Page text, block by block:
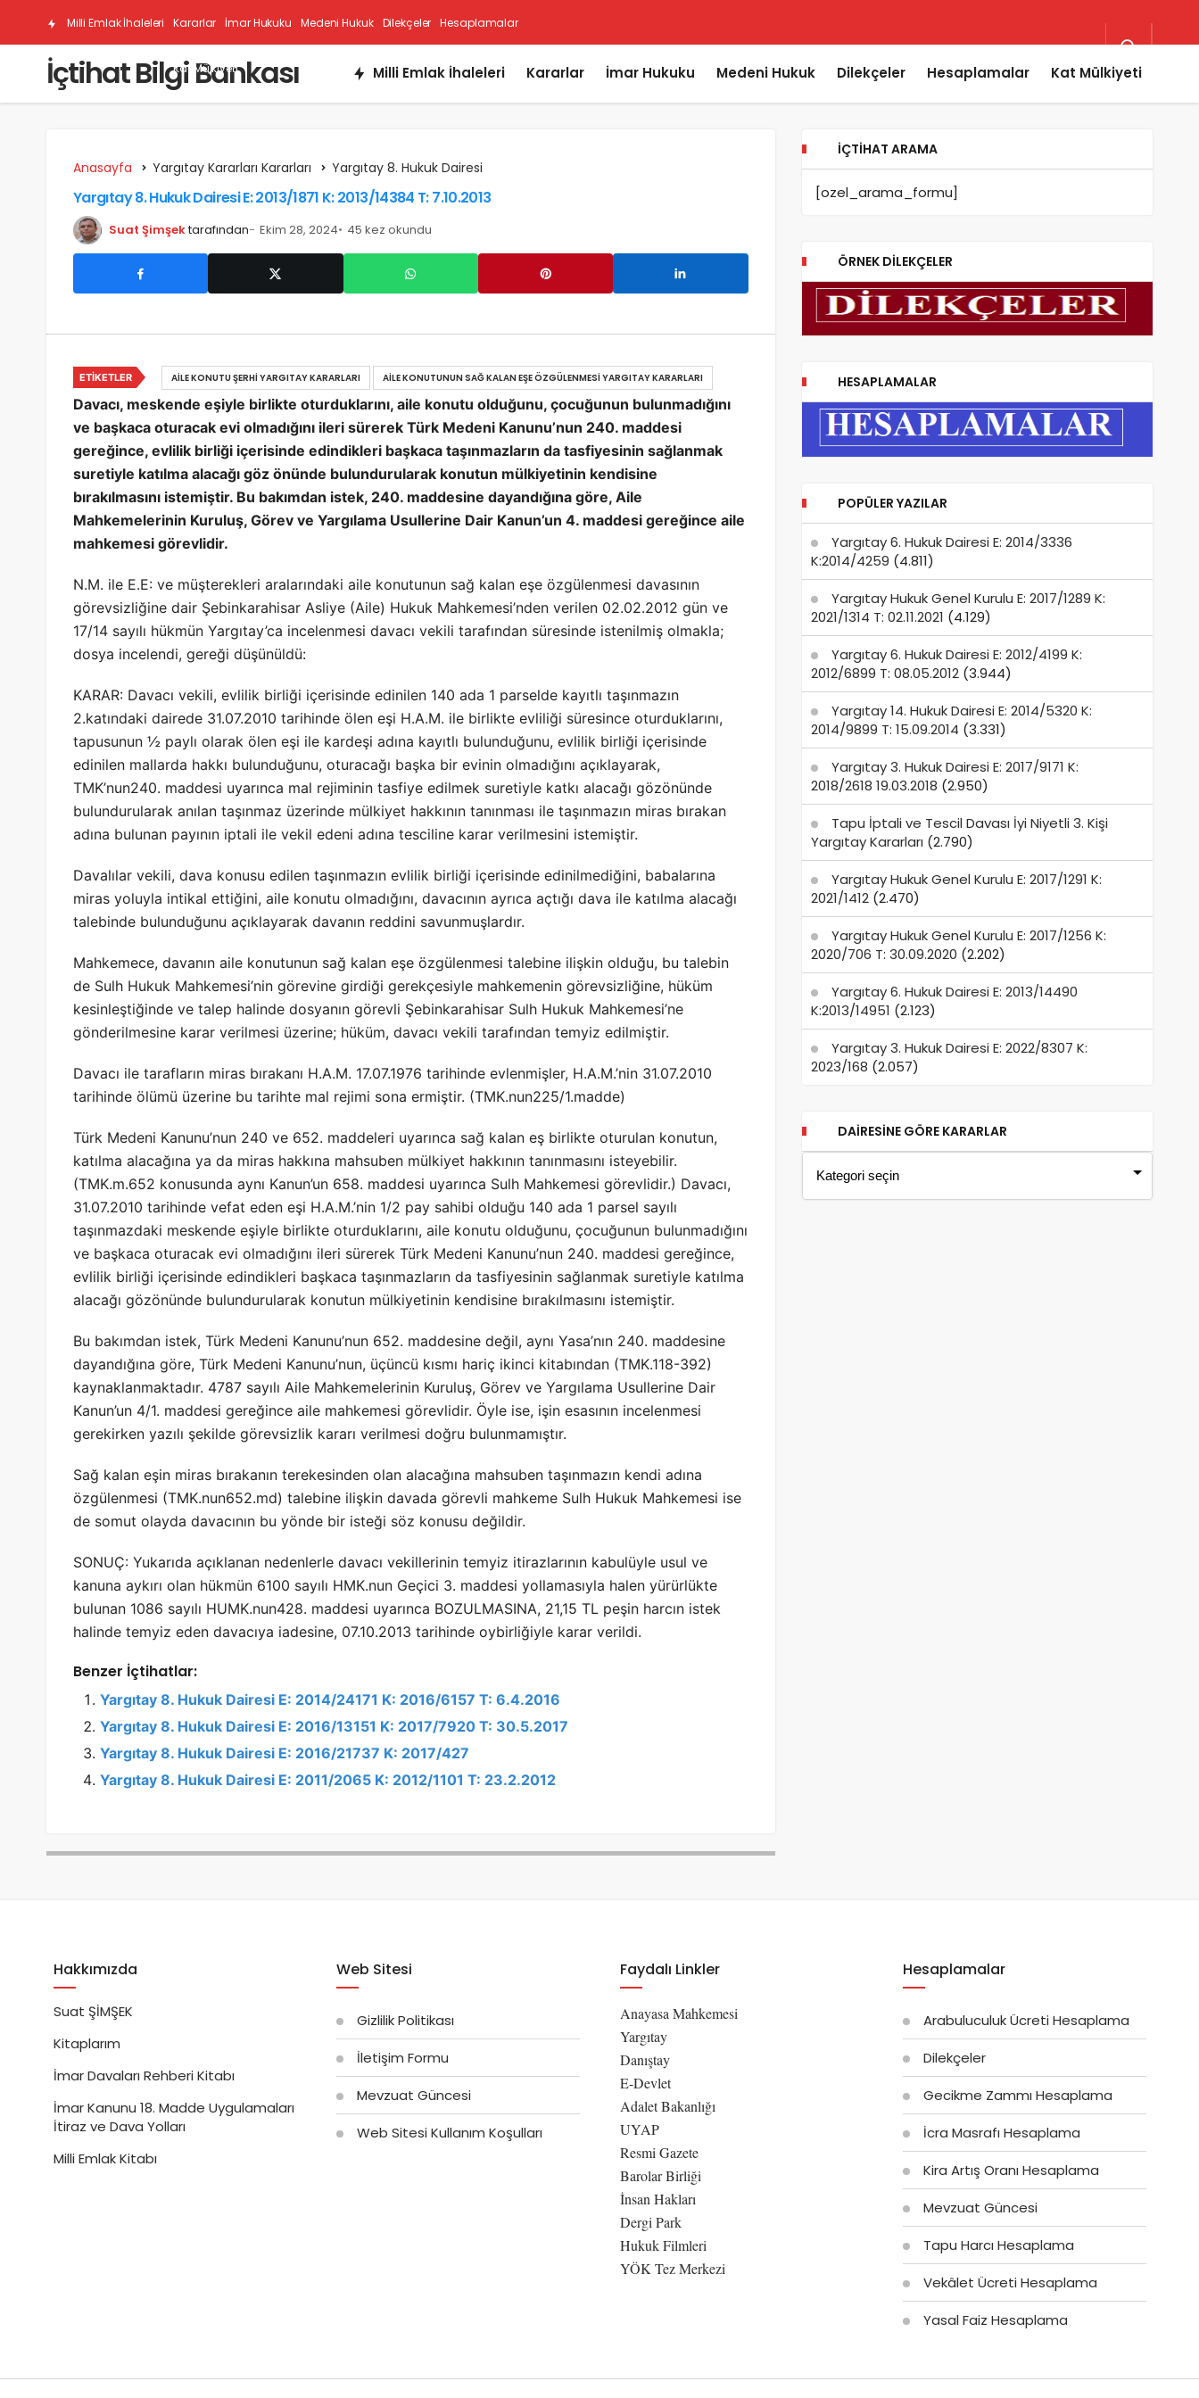
Milli Emlak İhaleleri Kararlar İmar Hukuku Medeni Hukuk Dilekçeler Hesaplamalar
Kat Mülkiyeti
İçtihat Bilgi Bankası Milli Emlak İhaleleri Kararlar İmar Hukuku Medeni Hukuk Dilekçeler Hesaplamalar Kat Mülkiyeti
Anasayfa Yargıtay Kararları Kararları Yargıtay 8. Hukuk Dairesi
Yargıtay 8. Hukuk Dairesi E: 2013/1871 K: 2013/14384 T: 7.10.2013
Suat Şimşektarafından Ekim 28, 2024 45 kez okundu
Davacı, meskende eşiyle birlikte oturduklarını, aile konutu olduğunu, çocuğunun bulunmadığını
ve başkaca oturacak evi olmadığını ileri sürerek Türk Medeni Kanunu’nun 240. maddesi
gereğince, evlilik birliği içerisinde edindikleri başkaca taşınmazların da tasfiyesinin sağlanmak
suretiyle katılma alacağı göz önünde bulundurularak konutun mülkiyetinin kendisine
bırakılmasını istemiştir. Bu bakımdan istek, 240. maddesine dayandığına göre, Aile
Mahkemelerinin Kuruluş, Görev ve Yargılama Usullerine Dair Kanun’un 4. maddesi gereğince aile
mahkemesi görevlidir.
N.M. ile E.E: ve müşterekleri aralarındaki aile konutunun sağ kalan eşe özgülenmesi davasının
görevsizliğine dair Şebinkarahisar Asliye (Aile) Hukuk Mahkemesi’nden verilen 02.02.2012 gün ve
17/14 sayılı hükmün Yargıtay’ca incelenmesi davacı vekili tarafından süresinde istenilmiş olmakla;
dosya incelendi, gereği düşünüldü:
KARAR: Davacı vekili, evlilik birliği içerisinde edinilen 140 ada 1 parselde kayıtlı taşınmazın
2.katındaki dairede 31.07.2010 tarihinde ölen eşi H.A.M. ile birlikte evliliği süresince oturduklarını,
tapusunun ½ paylı olarak ölen eşi ile kardeşi adına kayıtlı bulunduğunu, evlilik birliği içerisinde
edinilen mallarda hakkı bulunduğunu, oturacağı başka bir evinin olmadığını açıklayarak,
TMK’nun240. maddesi uyarınca mal rejiminin tasfiye edilmek suretiyle katkı alacağı gözönünde
bulundurularak anılan taşınmaz üzerinde mülkiyet hakkının tanınması ile taşınmazın miras bırakan
adına bulunan payının iptali ile vekil edeni adına tesciline karar verilmesini istemiştir.
Davalılar vekili, dava konusu edilen taşınmazın evlilik birliği içerisinde edinilmediğini, babalarına
miras yoluyla intikal ettiğini, aile konutu olmadığını, davacının ayrıca açtığı dava ile katılma alacağı
talebinde bulunduğunu açıklayarak davanın reddini savunmuşlardır.
Mahkemece, davanın aile konutunun sağ kalan eşe özgülenmesi talebine ilişkin olduğu, bu talebin
de Sulh Hukuk Mahkemesi’nin görevine girdiği gerekçesiyle mahkemenin görevsizliğine, hüküm
kesinleştiğinde ve talep halinde dosyanın görevli Şebinkarahisar Sulh Hukuk Mahkemesi’ne
gönderilmesine karar verilmesi üzerine; hüküm, davacı vekili tarafından temyiz edilmiştir.
Davacı ile tarafların miras bırakanı H.A.M. 17.07.1976 tarihinde evlenmişler, H.A.M.’nin 31.07.2010
tarihinde ölümü üzerine bu tarihte mal rejimi sona ermiştir. (TMK.nun225/1.madde)
Türk Medeni Kanunu’nun 240 ve 652. maddeleri uyarınca sağ kalan eş birlikte oturulan konutun,
katılma alacağına ya da miras hakkına mahsuben mülkiyet hakkının tanınmasını isteyebilir.
(TMK.m.652 konusunda aynı Kanun’un 658. maddesi uyarınca Sulh Mahkemesi görevlidir.) Davacı,
31.07.2010 tarihinde vefat eden eşi H.A.M.’nin 1/2 pay sahibi olduğu 140 ada 1 parsel sayılı
taşınmazdaki meskende eşiyle birlikte oturduklarını, aile konutu olduğunu, çocuğunun bulunmadığını
ve başkaca oturacak evi olmadığını ileri sürerek Türk Medeni Kanunu’nun 240. maddesi gereğince,
evlilik birliği içerisinde edindikleri başkaca taşınmazların da tasfiyesinin sağlanmak suretiyle katılma
alacağı gözönünde bulundurularak konutun mülkiyetinin kendisine bırakılmasını istemiştir.
Bu bakımdan istek, Türk Medeni Kanunu’nun 652. maddesine değil, aynı Yasa’nın 240. maddesine
dayandığına göre, Türk Medeni Kanunu’nun, üçüncü kısmı hariç ikinci kitabından (TMK.118-392)
kaynaklanmaktadır. 4787 sayılı Aile Mahkemelerinin Kuruluş, Görev ve Yargılama Usullerine Dair
Kanun’un 4/1. maddesi gereğince aile mahkemesi görevlidir. Öyle ise, işin esasının incelenmesi
gerekirken yazılı şekilde görevsizlik kararı verilmesi doğru bulunmamıştır.
Sağ kalan eşin miras bırakanın terekesinden olan alacağına mahsuben taşınmazın kendi adına
özgülenmesi (TMK.nun652.md) talebine ilişkin davada görevli mahkeme Sulh Hukuk Mahkemesi ise
de somut olayda davacının bu yönde bir isteği söz konusu değildir.
SONUÇ: Yukarıda açıklanan nedenlerle davacı vekillerinin temyiz itirazlarının kabulüyle usul ve
kanuna aykırı olan hükmün 6100 sayılı HMK.nun Geçici 3. maddesi yollamasıyla halen yürürlükte
bulunan 1086 sayılı HUMK.nun428. maddesi uyarınca BOZULMASINA, 21,15 TL peşin harcın istek
halinde temyiz eden davacıya iadesine, 07.10.2013 tarihinde oybirliğiyle karar verildi.
Benzer İçtihatlar:
Yargıtay 8. Hukuk Dairesi E: 2014/24171 K: 2016/6157 T: 6.4.2016
Yargıtay 8. Hukuk Dairesi E: 2016/13151 K: 2017/7920 T: 30.5.2017
Yargıtay 8. Hukuk Dairesi E: 2016/21737 K: 2017/427
Yargıtay 8. Hukuk Dairesi E: 2011/2065 K: 2012/1101 T: 23.2.2012
ETIKETLER AILE KONUTU ŞERHI YARGITAY KARARLARI AILE KONUTUNUN SAĞ KALAN EŞE ÖZGÜLENMESI YARGITAY KARARLARI
İÇTIHAT ARAMA
[ozel_arama_formu]
ÖRNEK DILEKÇELER
HESAPLAMALAR
POPÜLER YAZILAR
Yargıtay 6. Hukuk Dairesi E: 2014/3336
K:2014/4259 (4.811)
Yargıtay Hukuk Genel Kurulu E: 2017/1289 K:
2021/1314 T: 02.11.2021 (4.129)
Yargıtay 6. Hukuk Dairesi E: 2012/4199 K:
2012/6899 T: 08.05.2012 (3.944)
Yargıtay 14. Hukuk Dairesi E: 2014/5320 K:
2014/9899 T: 15.09.2014 (3.331)
Yargıtay 3. Hukuk Dairesi E: 2017/9171 K:
2018/2618 19.03.2018 (2.950)
Tapu İptali ve Tescil Davası İyi Niyetli 3. Kişi
Yargıtay Kararları (2.790)
Yargıtay Hukuk Genel Kurulu E: 2017/1291 K:
2021/1412 (2.470)
Yargıtay Hukuk Genel Kurulu E: 2017/1256 K:
2020/706 T: 30.09.2020 (2.202)
Yargıtay 6. Hukuk Dairesi E: 2013/14490
K:2013/14951 (2.123)
Yargıtay 3. Hukuk Dairesi E: 2022/8307 K:
2023/168 (2.057)
DAIRESINE GÖRE KARARLAR
Hakkımızda
Suat ŞİMŞEK
Kitaplarım
İmar Davaları Rehberi Kitabı
İmar Kanunu 18. Madde Uygulamaları
İtiraz ve Dava Yolları
Milli Emlak Kitabı
Web Sitesi
Gizlilik Politikası
İletişim Formu
Mevzuat Güncesi
Web Sitesi Kullanım Koşulları
Faydalı Linkler
Anayasa Mahkemesi
Yargıtay
Danıştay
E-Devlet
Adalet Bakanlığı
UYAP
Resmi Gazete
Barolar Birliği
İnsan Hakları
Dergi Park
Hukuk Filmleri
YÖK Tez Merkezi
Hesaplamalar
Arabuluculuk Ücreti Hesaplama
Dilekçeler
Gecikme Zammı Hesaplama
İcra Masrafı Hesaplama
Kira Artış Oranı Hesaplama
Mevzuat Güncesi
Tapu Harcı Hesaplama
Vekâlet Ücreti Hesaplama
Yasal Faiz Hesaplama